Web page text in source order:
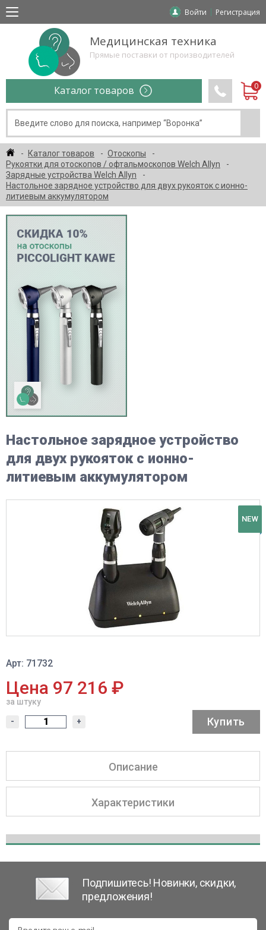
Войти Регистрация
Медицинская техника
Прямые поставки от производителей
Каталог товаров
Каталог товаров
Отоскопы
Рукоятки для отоскопов / офтальмоскопов Welch Allyn
Зарядные устройства Welch Allyn
Настольное зарядное устройство для двух рукояток с ионно-
литиевым аккумулятором
Настольное зарядное устройство
для двух рукояток с ионно-
литиевым аккумулятором
NEW
Арт: 71732
Цена 97 216 ₽
за штуку
- + Купить
Описание
Характеристики
Подпишитесь! Новинки, скидки,
предложения!